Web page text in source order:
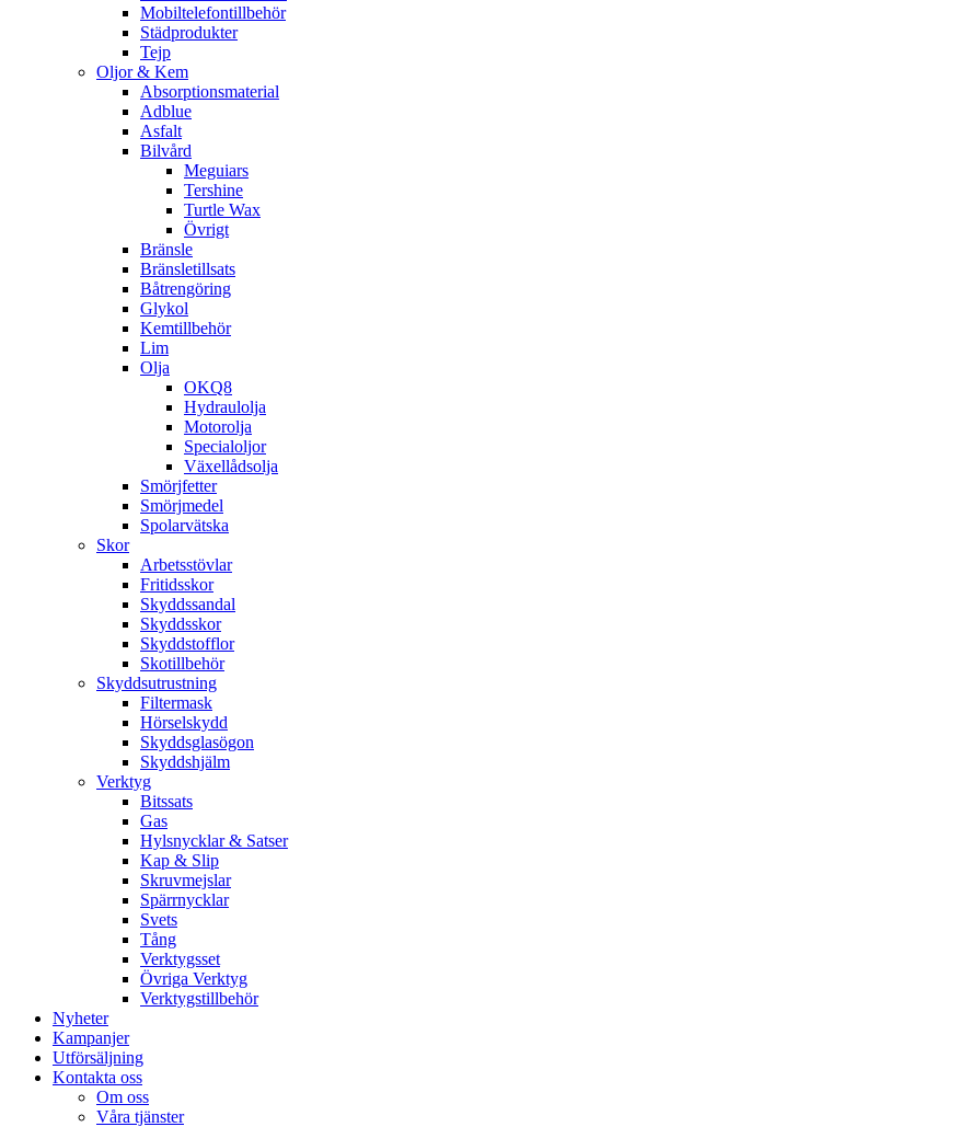
Mobiltelefontillbehör
Städprodukter
Tejp
Oljor & Kem
Absorptionsmaterial
Adblue
Asfalt
Bilvård
Meguiars
Tershine
Turtle Wax
Övrigt
Bränsle
Bränsletillsats
Båtrengöring
Glykol
Kemtillbehör
Lim
Olja
OKQ8
Hydraulolja
Motorolja
Specialoljor
Växellådsolja
Smörjfetter
Smörjmedel
Spolarvätska
Skor
Arbetsstövlar
Fritidsskor
Skyddssandal
Skyddsskor
Skyddstofflor
Skotillbehör
Skyddsutrustning
Filtermask
Hörselskydd
Skyddsglasögon
Skyddshjälm
Verktyg
Bitssats
Gas
Hylsnycklar & Satser
Kap & Slip
Skruvmejslar
Spärrnycklar
Svets
Tång
Verktygsset
Övriga Verktyg
Verktygstillbehör
Nyheter
Kampanjer
Utförsäljning
Kontakta oss
Om oss
Våra tjänster